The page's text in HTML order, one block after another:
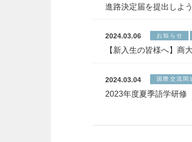
進路決定届を提出しよう
2024.03.06 お知らせ
【新入生の皆様へ】商
2024.03.04 国際交流関
2023年度夏季語学研修